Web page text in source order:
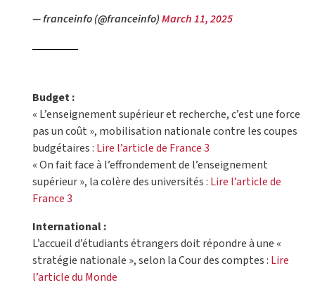
— franceinfo (@franceinfo)March 11, 2025
Budget :
« L’enseignement supérieur et recherche, c’est une force
pas un coût », mobilisation nationale contre les coupes
budgétaires : Lire l’article de France 3
« On fait face à l’effrondement de l’enseignement
supérieur », la colère des universités : Lire l’article de
France 3
International :
L’accueil d’étudiants étrangers doit répondre à une «
stratégie nationale », selon la Cour des comptes : Lire
l’article du Monde